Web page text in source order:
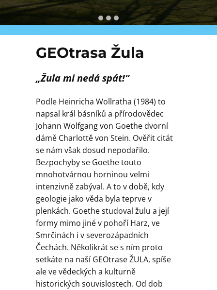
Kontakt
GEOtrasa Žula
„Žula mi nedá spát!“
Podle Heinricha Wollratha (1984) to
napsal král básníků a přírodovědec
Johann Wolfgang von Goethe dvorní
dámě Charlottě von Stein. Ověřit citát
se nám však dosud nepodařilo.
Bezpochyby se Goethe touto
mnohotvárnou horninou velmi
intenzivně zabýval. A to v době, kdy
geologie jako věda byla teprve v
plenkách. Goethe studoval žulu a její
formy mimo jiné v pohoří Harz, ve
Smrčinách i v severozápadních
Čechách. Několikrát se s ním proto
setkáte na naší GEOtrase ŽULA, spíše
ale ve vědeckých a kulturně
historických souvislostech. Od dob